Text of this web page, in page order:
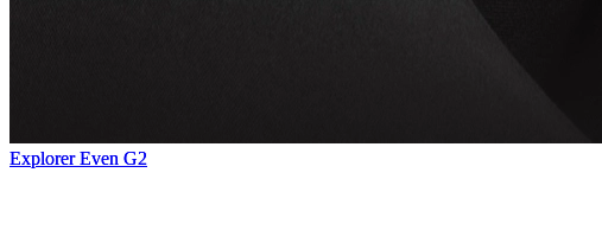
Explorer Even G2
Explorer Even G2